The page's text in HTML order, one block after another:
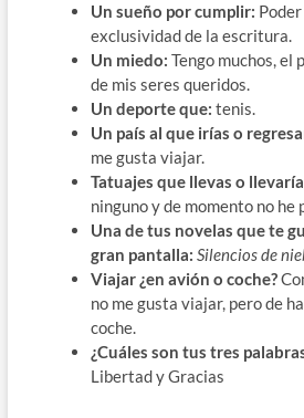
Un sueño por cumplir:
exclusividad de la escritura.
Un miedo:Tengo muchos, el
de mis seres queridos.
Un deporte que: tenis.
Un país al que irías o
me gusta viajar.
Tatuajes que llevas o
ninguno y de momento no he
Una de tus novelas que te
gran pantalla:Silencios de
Viajar ¿en avión o coche?
no me gusta viajar, pero de
coche.
¿Cuáles son tus tres
Libertad y Gracias